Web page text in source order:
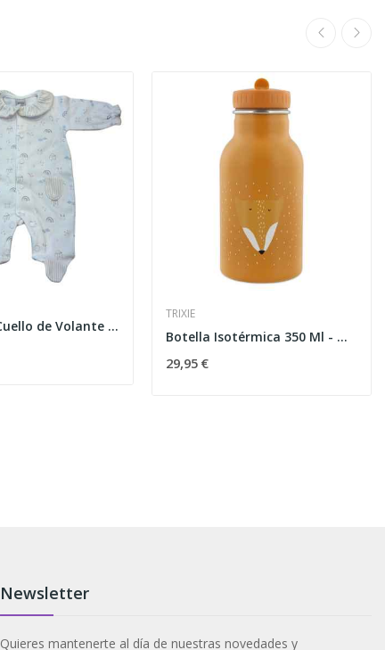
Pelele Con Cuello de Volante Cielo
TRIXIE
Botella Isotérmica 350 Ml - Mr. Fox
29,95 €
Newsletter
Quieres mantenerte al día de nuestras novedades y